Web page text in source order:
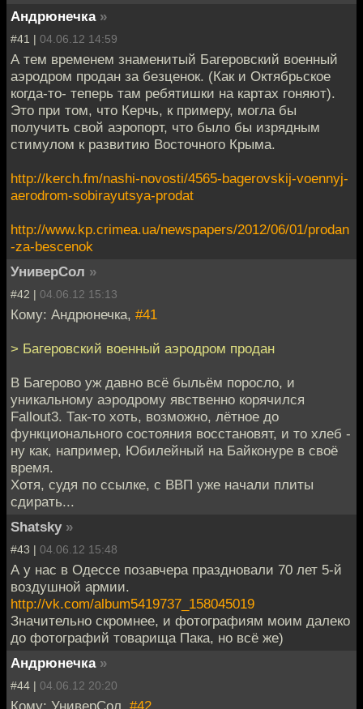
Андрюнечка »
#41 | 04.06.12 14:59
А тем временем знаменитый Багеровский военный
аэродром продан за безценок. (Как и Октябрьское
когда-то- теперь там ребятишки на картах гоняют).
Это при том, что Керчь, к примеру, могла бы
получить свой аэропорт, что было бы изрядным
стимулом к развитию Восточного Крыма.
http://kerch.fm/nashi-novosti/4565-bagerovskij-voennyj-
aerodrom-sobirayutsya-prodat
http://www.kp.crimea.ua/newspapers/2012/06/01/prodan
-za-bescenok
УниверСол »
#42 | 04.06.12 15:13
Кому: Андрюнечка, #41
> Багеровский военный аэродром продан
В Багерово уж давно всё быльём поросло, и
уникальному аэродрому явственно корячился
Fallout3. Так-то хоть, возможно, лётное до
функционального состояния восстановят, и то хлеб -
ну как, например, Юбилейный на Байконуре в своё
время.
Хотя, судя по ссылке, с ВВП уже начали плиты
сдирать...
Shatsky »
#43 | 04.06.12 15:48
А у нас в Одессе позавчера праздновали 70 лет 5-й
воздушной армии.
http://vk.com/album5419737_158045019
Значительно скромнее, и фотографиям моим далеко
до фотографий товарища Пака, но всё же)
Андрюнечка »
#44 | 04.06.12 20:20